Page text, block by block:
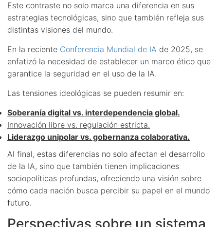
Este contraste no solo marca una diferencia en sus
estrategias tecnológicas, sino que también refleja sus
distintas visiones del mundo.
En la reciente Conferencia Mundial de IA de 2025, se
enfatizó la necesidad de establecer un marco ético que
garantice la seguridad en el uso de la IA.
Las tensiones ideológicas se pueden resumir en:
Soberanía digital vs. interdependencia global.
Innovación libre vs. regulación estricta.
Liderazgo unipolar vs. gobernanza colaborativa.
Al final, estas diferencias no solo afectan el desarrollo
de la IA, sino que también tienen implicaciones
sociopolíticas profundas, ofreciendo una visión sobre
cómo cada nación busca percibir su papel en el mundo
futuro.
Perspectivas sobre un sistema